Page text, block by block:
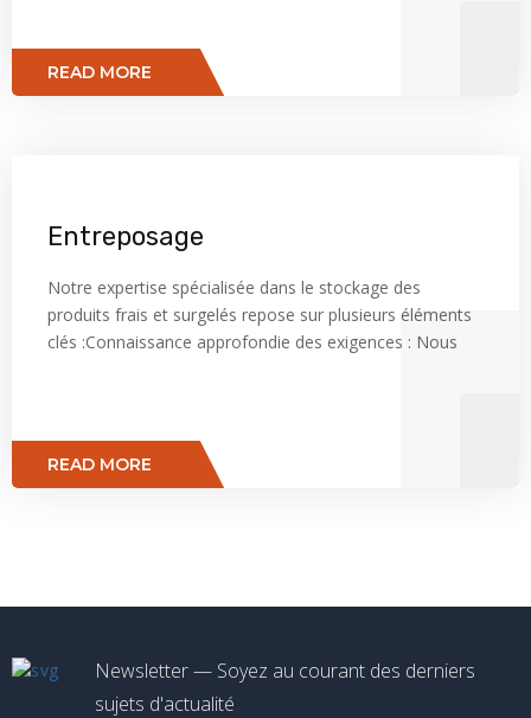
READ MORE
Entreposage
Notre expertise spécialisée dans le stockage des
produits frais et surgelés repose sur plusieurs éléments
clés :Connaissance approfondie des exigences : Nous
READ MORE
Newsletter — Soyez au courant des derniers
sujets d'actualité